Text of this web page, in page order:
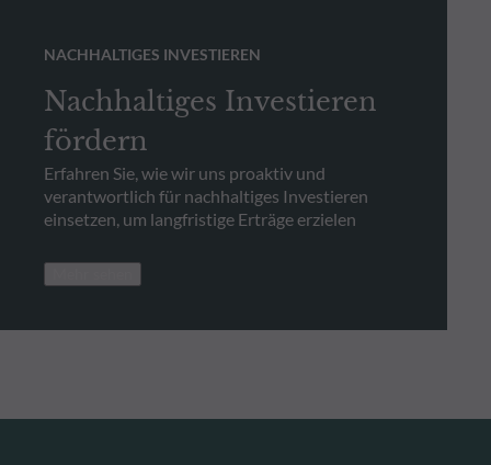
NACHHALTIGES INVESTIEREN
Nachhaltiges Investieren
fördern
Erfahren Sie, wie wir uns proaktiv und
verantwortlich für nachhaltiges Investieren
einsetzen, um langfristige Erträge erzielen